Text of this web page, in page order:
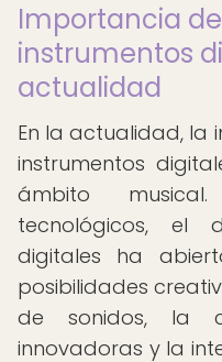
Importancia
instrumentos
actualidad
En la actualidad, la
instrumentos
ámbito
tecnológicos, el
digitales ha
posibilidades
de sonidos, la
innovadoras y la